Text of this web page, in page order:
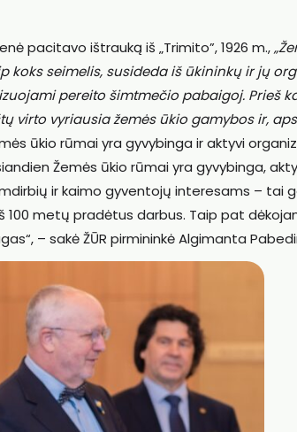
pacitavo ištrauką iš „Trimito”, 1926 m.,
koks seimelis, susideda iš ūkininkų ir jų
pereito šimtmečio pabaigoj. Prieš
virto vyriausia žemės ūkio gamybos ir,
ūkio rūmai yra gyvybinga ir aktyvi
Žemės ūkio rūmai yra gyvybinga,
ir kaimo gyventojų interesams – tai
metų pradėtus darbus. Taip pat
– sakė ŽŪR pirmininkė Algimanta